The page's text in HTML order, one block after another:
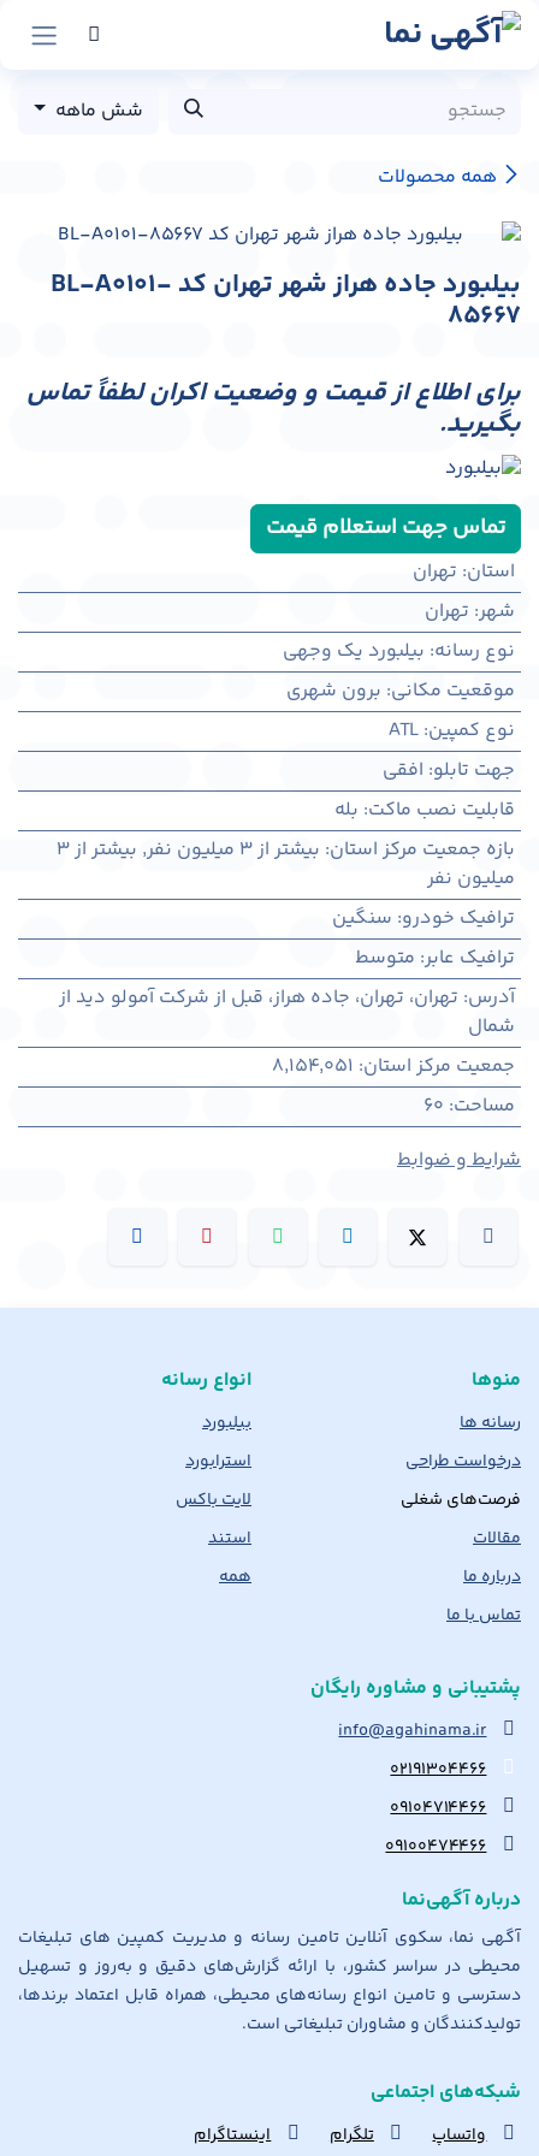
پرش به محتوا
همه محصولات
شش ماهه
بیلبورد جاده هراز شهر تهران کد BL-A0101-
85667
برای اطلاع از قیمت و وضعیت اکران لطفاً تماس
بگیرید.
تماس جهت استعلام قیمت
استان: تهران
شهر: تهران
نوع رسانه: بیلبورد یک وجهی
موقعیت مکانی: برون شهری
نوع کمپین:
ATL
جهت تابلو: افقی
قابلیت نصب ماکت: بله
بازه جمعیت مرکز استان: بیشتر از ۳ میلیون نفر ,
بیشتر از ۳
میلیون نفر
ترافیک خودرو: سنگین
ترافیک عابر: متوسط
آدرس: تهران، تهران، جاده هراز، قبل از شرکت آمولو دید از
شمال
جمعیت مرکز استان:
8,154,051
مساحت:
60
شرایط و ضوابط
منوها
رسانه ها
درخواست طراحی
فرصت‌های شغلی
مقالات
درباره ما
تماس با ما
انواع رسانه
بیلبورد
استرابورد
لایت باکس
استند
همه
پشتیبانی و مشاوره رایگان
info@agahinama.ir
۰۲۱۹۱۳۰۴۴۶۶
۰۹۱۰۴۷۱۴۴۶۶
۰۹۱۰۰۴۷۴۴۶۶
درباره آگهی‌نما
آگهی نما، سکوی آنلاین تامین رسانه و مدیریت کمپین های تبلیغات
محیطی در سراسر کشور، با ارائه گزارش‌های دقیق و به‌روز و تسهیل
دسترسی و تامین انواع رسانه‌های محیطی، همراه قابل اعتماد برندها،
تولیدکنندگان و مشاوران تبلیغاتی است.
شبکه‌های اجتماعی
واتساپ تلگرام اینستاگرام